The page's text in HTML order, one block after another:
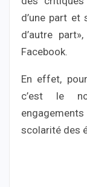
d’une part
d’autre
Facebook.
En effet,
c’est le
scolarité des